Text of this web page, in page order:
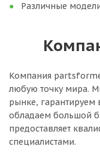
Различные
Компания
любую точку мира.
рынке, гарантируем
обладаем большой
предоставляет
специалистами.